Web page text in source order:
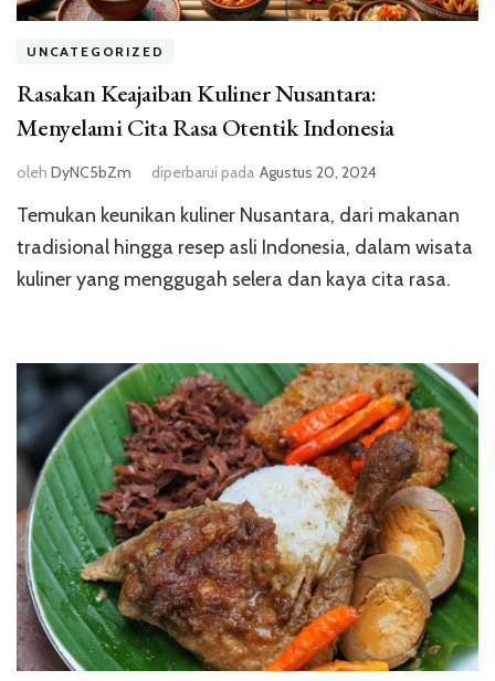
UNCATEGORIZED
Rasakan Keajaiban Kuliner Nusantara:
Menyelami Cita Rasa Otentik Indonesia
oleh DyNC5bZm diperbarui pada Agustus 20, 2024
Temukan keunikan kuliner Nusantara, dari makanan
tradisional hingga resep asli Indonesia, dalam wisata
kuliner yang menggugah selera dan kaya cita rasa.